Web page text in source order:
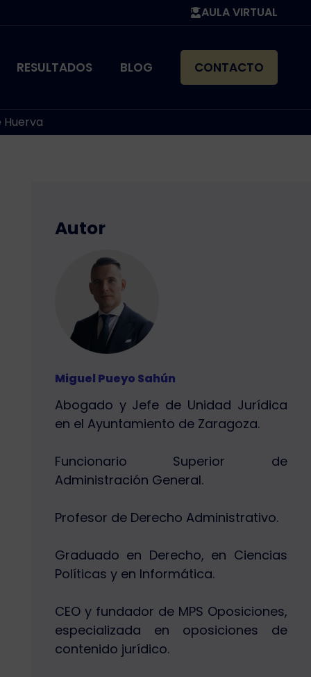
AULA VIRTUAL
RESULTADOS BLOG CONTACTO
Huerva
Autor
Miguel Pueyo Sahún
Abogado y Jefe de Unidad Jurídica
en el Ayuntamiento de Zaragoza.
Funcionario Superior de
Administración General.
Profesor de Derecho Administrativo.
Graduado en Derecho, en Ciencias
Políticas y en Informática.
CEO y fundador de MPS Oposiciones,
especializada en oposiciones de
contenido jurídico.